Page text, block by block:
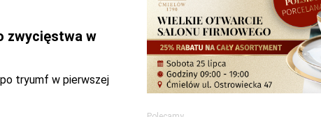
zwycięstwa w
tryumf w pierwszej